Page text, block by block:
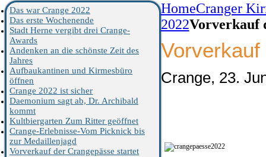
HomeCranger
2022Vorverkauf
Crange, 23.
Das war Crange 2022
Das erste Wochenende
Stadt Herne vergibt drei Crange-
Awards
Andenken an die schönste Zeit des
Jahres
Aufbaukantinen und Kirmesbüro
öffnen
Crange 2022 ist sicher
Daemonium sagt ab, Dr. Archibald
kommt
Kultbiergarten Zum Ritter geöffnet
Crange-Erlebnisse-Vom Picknick bis
zur Medaillenjagd
Vorverkauf der Crangepässe startet